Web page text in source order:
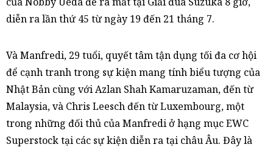
diễn ra lần thứ 45 từ ngày 19 đến 21 tháng 7.
Và Manfredi, 29 tuổi, quyết tâm tận dụng tối đa cơ hội
để cạnh tranh trong sự kiện mang tính biểu tượng của
Nhật Bản cùng với Azlan Shah Kamaruzaman, đến từ
Malaysia, và Chris Leesch đến từ Luxembourg, một
trong những đối thủ của Manfredi ở hạng mục EWC
Superstock tại các sự kiện diễn ra tại châu Âu. Đây là